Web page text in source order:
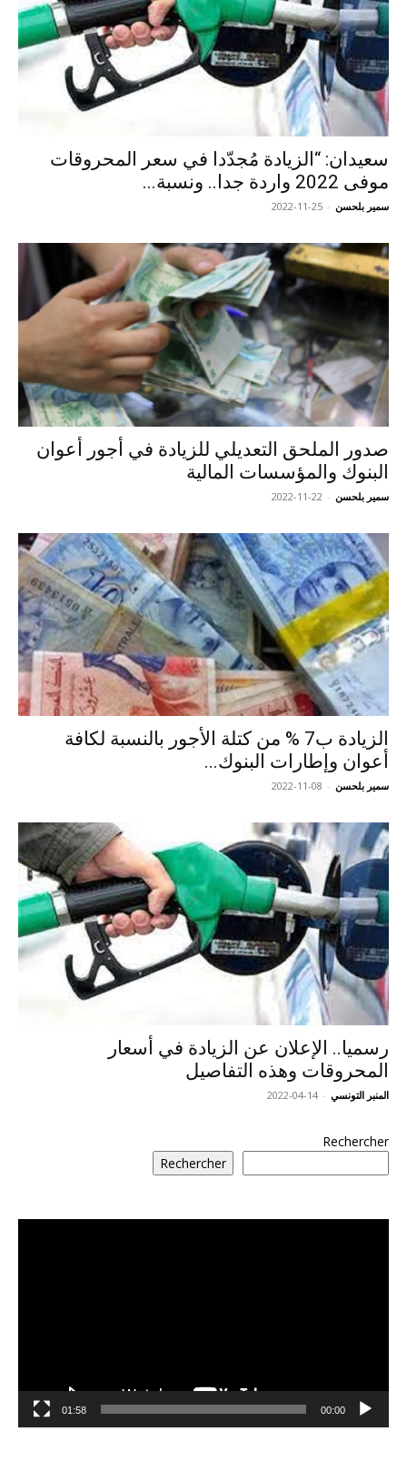
سعيدان: “الزيادة مُجدّدا في سعر المحروقات
موفى 2022 واردة جدا.. ونسبة...
سمير بلحسن -
2022-11-25
صدور الملحق التعديلي للزيادة في أجور أعوان
البنوك والمؤسسات المالية
سمير بلحسن -
2022-11-22
الزيادة ب7 % من كتلة الأجور بالنسبة لكافة
أعوان وإطارات البنوك...
سمير بلحسن -
2022-11-08
رسميا.. الإعلان عن الزيادة في أسعار
المحروقات وهذه التفاصيل
المنبر التونسي -
2022-04-14
Rechercher
Rechercher
00:00
01:58